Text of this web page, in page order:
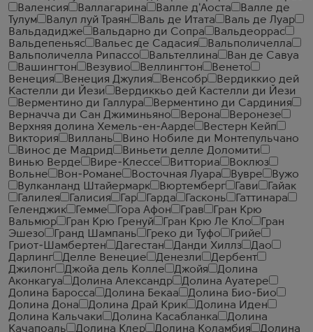
Валенсия
Валлагарина Валле д'Аоста
Валле де
Тулум
Валул луй Траян Валь де Итата
Валь де Луар
Вальдадидже
Вальдарно ди Сопра
Вальдеоррас
Вальдепеньяс
Вальес де Садасия
Вальполичелла
Вальполичелла Рипассо
Вальтеллина
Ван де Савуа
Вашингтон
Везувио Веллингтон
Венето
Венеция
Венеция Джулия Венсобр
Вердиккио дей
Кастелли ди Йези
Вердиккьо дей Кастелли ди Йези
Верментино ди Галлура
Верментино ди Сардиния
Верначча ди Сан Джиминьяно
Верона
Веронезе
Верхняя долина Хемель-ен-Аарде
Вестерн Кейп
Виктория
Виллань
Вино Нобиле ди Монтепульчано
Винос де Мадрид
Виньети делле Доломити
Винью Верде
Вире-Клессе Витториа
Воклюз
Вольне
Вон-Романе Восточная Луара Вувре
Вужо
Вулканланд Штайермарк
Вюртемберг Гави
Гайак
Галилея
Галисия Гар Гарда Гасконь
Гаттинара
Геленджик
Гемме Гора Афон Грав
Гран Крю
Вальмюр
Гран Крю Гренуй Гран Крю Ле Кло
Гран
Эшезо
Гранд Шампань Греко ди Туфо
Грийе
Гриот-Шамбертен
Дагестан Данди Хиллз
Дао
Дарлинг
Делле Венецие Денезли
Дербент
Джилонг
Джойа дель Колле Джойя
Долина
Аконкагуа
Долина Александр
Долина Ауатере
Долина Баросса
Долина Бекаа
Долина Био-Био
Долина Дона
Долина Драй Крик
Долина Иден
Долина Кальчаки
Долина Касабланка
Долина
Качапоаль
Долина Клер Долина Коламбия
Долина